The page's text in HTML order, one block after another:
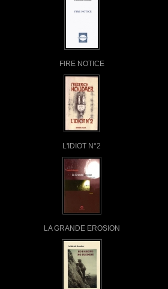
FIRE NOTICE
L'IDIOT N°2
LA GRANDE EROSION